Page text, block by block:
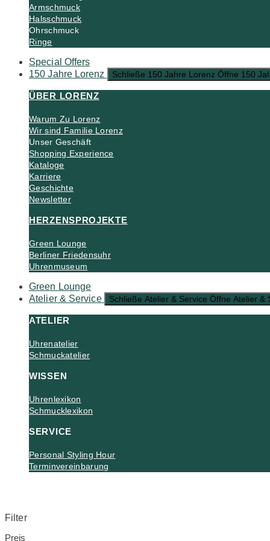
Armschmuck
Halsschmuck
Ohrschmuck
Ringe
Special Offers
150 Jahre Lorenz
Schließe 150 Jahre Lorenz Öffne 150
ÜBER LORENZ
Warum Zu Lorenz
Wir sind Familie Lorenz
Unser Geschäft
Shopping Experience
Kataloge
Karriere
Geschichte
Newsletter
HERZENSPROJEKTE
Green Lounge
Berliner Friedensuhr
Uhrenmuseum
Green Lounge
Atelier & Service
Schließe Atelier & Service Öffne Atelier &
ATELIER
Uhrenatelier
Schmuckatelier
WISSEN
Uhrenlexikon
Schmucklexikon
SERVICE
Personal Styling Hour
Terminvereinbarung
Filter
Preis